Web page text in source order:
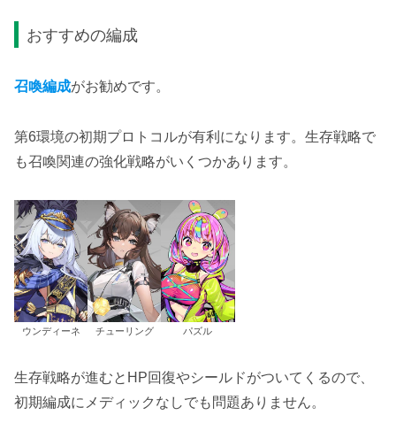
おすすめの編成
召喚編成がお勧めです。
第6環境の初期プロトコルが有利になります。生存戦略で
も召喚関連の強化戦略がいくつかあります。
ウンディーネ チューリング パズル
生存戦略が進むとHP回復やシールドがついてくるので、
初期編成にメディックなしでも問題ありません。